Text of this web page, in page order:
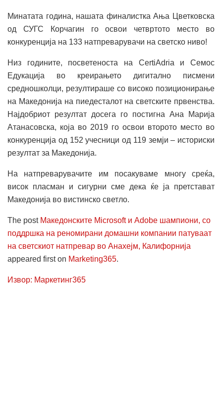
Минатата година, нашата финалистка Ања Цветковска
од СУГС Корчагин го освои четвртото место во
конкуренција на 133 натпреварувачи на светско ниво!
Низ годините, посветеноста на CertiAdria и Семос
Едукација во креирањето дигитално писмени
средношколци, резултираше со високо позиционирање
на Македонија на пиедесталот на светските првенства.
Најдобриот резултат досега го постигна Ана Марија
Атанасовска, која во 2019 го освои второто место во
конкуренција од 152 учесници од 119 земји – историски
резултат за Македонија.
На натпреварувачите им посакуваме многу среќа,
висок пласман и сигурни сме дека ќе ја претстават
Македонија во вистинско светло.
The post Македонските Microsoft и Adobe шампиони, со
поддршка на реномирани домашни компании патуваат
на светскиот натпревар во Анахејм, Калифорнија
appeared first on Marketing365.
Извор: Маркетинг365